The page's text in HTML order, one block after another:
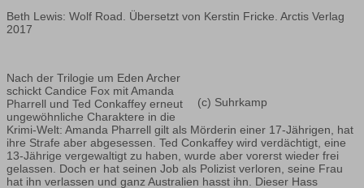
Beth Lewis: Wolf Road. Übersetzt von Kerstin Fricke. Arctis Verlag
2017
(c) Suhrkamp
Nach der Trilogie um Eden Archer
schickt Candice Fox mit Amanda
Pharrell und Ted Conkaffey erneut
ungewöhnliche Charaktere in die
Krimi-Welt: Amanda Pharrell gilt als Mörderin einer 17-Jährigen, hat
ihre Strafe aber abgesessen. Ted Conkaffey wird verdächtigt, eine
13-Jährige vergewaltigt zu haben, wurde aber vorerst wieder frei
gelassen. Doch er hat seinen Job als Polizist verloren, seine Frau
hat ihn verlassen und ganz Australien hasst ihn. Dieser Hass